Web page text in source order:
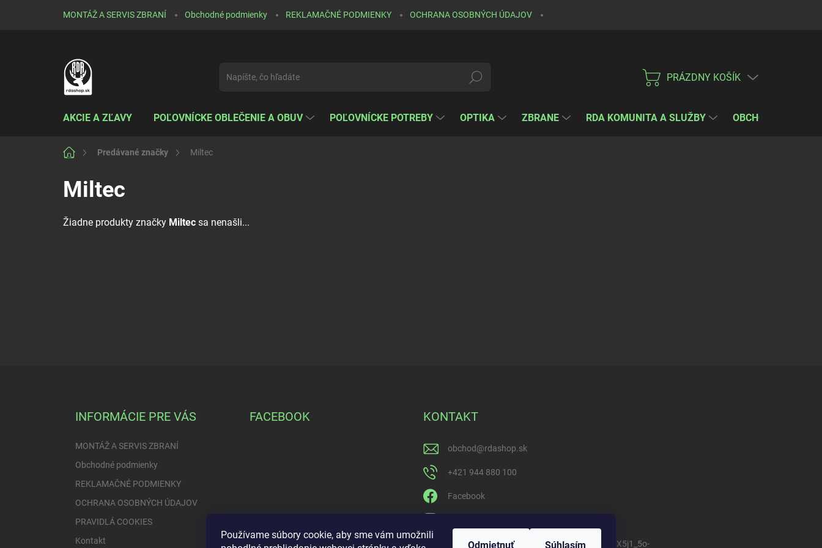
Používame súbory cookie, aby sme vám umožnili
Odmietnuť Súhlasím
MONTÁŽ A SERVIS ZBRANÍ Obchodné podmienky REKLAMAČNÉ PODMIENKY OCHRANA OSOBNÝCH ÚDAJOV
Hľadať
NÁKUPNÝ
PRÁZDNY KOŠÍK
AKCIE A ZĽAVY POĽOVNÍCKE OBLEČENIE A OBUV POĽOVNÍCKE POTREBY OPTIKA ZBRANE RDA KOMUNITA A SLUŽBY OBCHODNÉ
DomovPredávané značky Miltec
Miltec
Žiadne produkty značky Miltec sa nenašli...
INFORMÁCIE PRE VÁS
MONTÁŽ A SERVIS ZBRANÍ
Obchodné podmienky
REKLAMAČNÉ PODMIENKY
OCHRANA OSOBNÝCH ÚDAJOV
PRAVIDLÁ COOKIES
Kontakt
FACEBOOK KONTAKT
obchod@rdashop.sk
+421 944 880 100
Facebook
https://www.youtube.com/channel/UCSillo0X5j1_5o-